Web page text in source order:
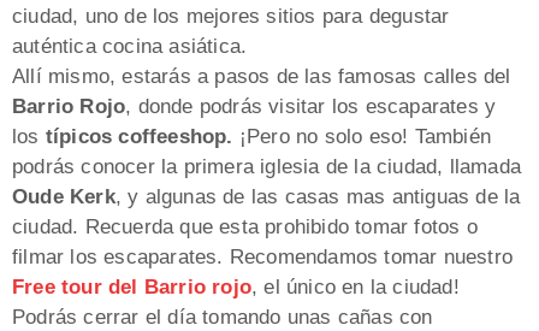
ciudad, uno de los mejores sitios para degustar
auténtica cocina asiática.
Allí mismo, estarás a pasos de las famosas calles del
Barrio Rojo, donde podrás visitar los escaparates y
los típicos coffeeshop. ¡Pero no solo eso! También
podrás conocer la primera iglesia de la ciudad, llamada
Oude Kerk, y algunas de las casas mas antiguas de la
ciudad. Recuerda que esta prohibido tomar fotos o
filmar los escaparates. Recomendamos tomar nuestro
Free tour del Barrio rojo, el único en la ciudad!
Podrás cerrar el día tomando unas cañas con